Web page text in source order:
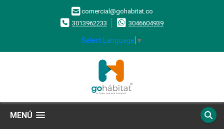
comercial@gohabitat.co
3013962233
3046604939
Select Language ▼
MENÚ